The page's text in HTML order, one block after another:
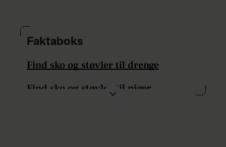
Faktaboks
Find sko og støvler til drenge
Find sko og støvler til piger